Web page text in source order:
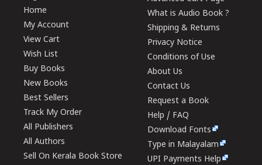
Home
My Account
View Cart
Wish List
Buy Books
New Books
Best Sellers
Track My Order
All Publishers
All Authors
Sell On Kerala Book Store
What is Audio Book ?
Shipping & Returns
Privacy Notice
Conditions of Use
About Us
Contact Us
Request a Book
Help / FAQ
Download Fonts
Type in Malayalam
UPI Payments Help